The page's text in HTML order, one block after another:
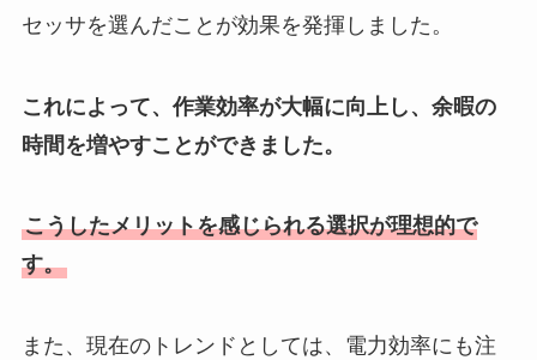
セッサを選んだことが効果を発揮しました。
これによって、作業効率が大幅に向上し、余暇の
時間を増やすことができました。
こうしたメリットを感じられる選択が理想的で
す。
また、現在のトレンドとしては、電力効率にも注